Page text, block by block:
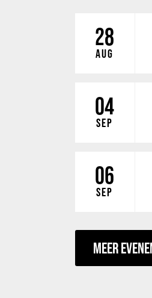
28
AUG
04
SEP
06
SEP
MEER